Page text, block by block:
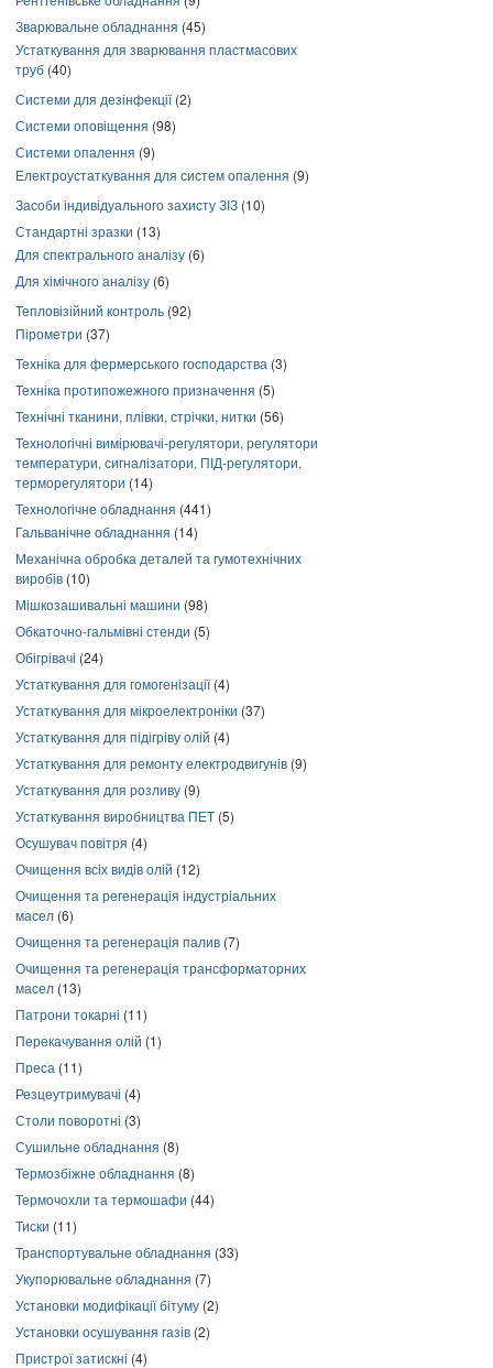
Зварювальне обладнання (45)
Устаткування для зварювання пластмасових
труб (40)
Системи для дезінфекції(2)
Системи оповіщення (98)
Системи опалення (9)
Електроустаткування для систем опалення (9)
Засоби індивідуального захисту ЗІЗ (10)
Стандартні зразки (13)
Для спектрального аналізу (6)
Для хімічного аналізу (6)
Тепловізійний контроль (92)
Пірометри (37)
Техніка для фермерського господарства (3)
Техніка протипожежного призначення (5)
Технічні тканини, плівки, стрічки, нитки (56)
Технологічні вимірювачі-регулятори, регулятори
температури, сигналізатори, ПІД-регулятори,
терморегулятори (14)
Технологічне обладнання (441)
Гальванічне обладнання (14)
Механічна обробка деталей та гумотехнічних
виробів (10)
Мішкозашивальні машини (98)
Обкаточно-гальмівні стенди (5)
Обігрівачі (24)
Устаткування для гомогенізації(4)
Устаткування для мікроелектроніки (37)
Устаткування для підігріву олій (4)
Устаткування для ремонту електродвигунів (9)
Устаткування для розливу (9)
Устаткування виробництва ПЕТ (5)
Осушувач повітря (4)
Очищення всіх видів олій (12)
Очищення та регенерація індустріальних
масел (6)
Очищення та регенерація палив (7)
Очищення та регенерація трансформаторних
масел (13)
Патрони токарні (11)
Перекачування олій (1)
Преса (11)
Резцеутримувачі (4)
Столи поворотні (3)
Сушильне обладнання (8)
Термозбіжне обладнання (8)
Термочохли та термошафи (44)
Тиски (11)
Транспортувальне обладнання (33)
Укупорювальне обладнання (7)
Установки модифікації бітуму (2)
Установки осушування газів (2)
Пристрої затискні (4)